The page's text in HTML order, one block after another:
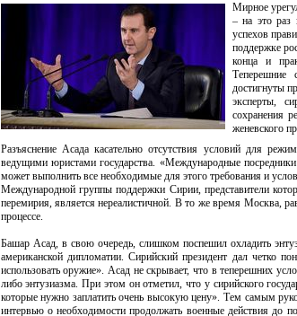
Мирное
– на это раз
успехов
поддержке
конца и
Теперешние
достигнуты
эксперты,
сохранения
женевского
Разъяснение Асада касательно отсутствия условий для
ведущими юристами государства. «Международные
может выполнить все необходимые для этого требования и
Международной группы поддержки Сирии, представители
перемирия, является нереалистичной. В то же время Москва,
процессе.
Башар Асад, в свою очередь, слишком поспешил охладить
американской дипломатии. Сирийский президент дал четко
использовать оружие». Асад не скрывает, что в теперешних
либо энтузиазма. При этом он отметил, что у сирийского
которые нужно заплатить очень высокую цену». Тем самым
интервью о необходимости продолжать военные действия до